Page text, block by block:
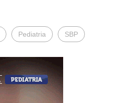
Pediatria SBP